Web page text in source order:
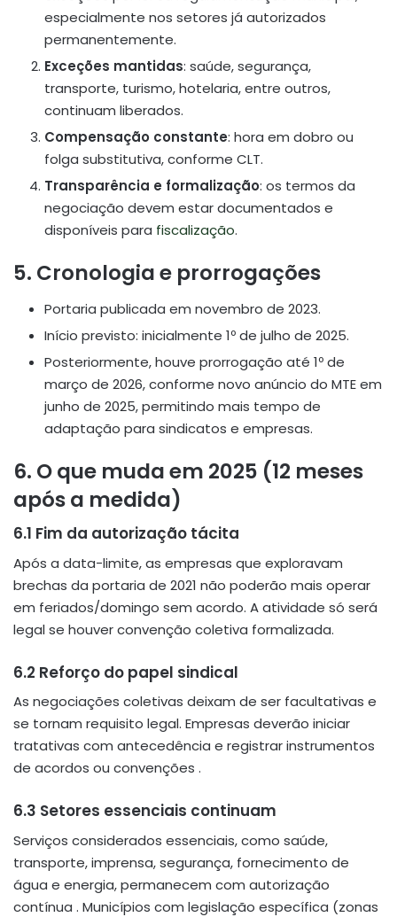
especialmente nos setores já autorizados
permanentemente.
Exceções mantidas: saúde, segurança,
transporte, turismo, hotelaria, entre outros,
continuam liberados.
Compensação constante: hora em dobro ou
folga substitutiva, conforme CLT.
Transparência e formalização: os termos da
negociação devem estar documentados e
disponíveis para fiscalização.
5. Cronologia e prorrogações
Portaria publicada em novembro de 2023.
Início previsto: inicialmente 1º de julho de 2025.
Posteriormente, houve prorrogação até 1º de
março de 2026, conforme novo anúncio do MTE em
junho de 2025, permitindo mais tempo de
adaptação para sindicatos e empresas.
6. O que mudaem 2025 (12 meses
após a medida)
6.1 Fim da autorização tácita
Após a data-limite, as empresas que exploravam
brechas da portaria de 2021 não poderão mais operar
em feriados/domingo sem acordo. A atividade só será
legal se houver convenção coletiva formalizada.
6.2 Reforço do papel sindical
As negociações coletivas deixam de ser facultativas e
se tornam requisito legal. Empresas deverão iniciar
tratativas com antecedência e registrar instrumentos
de acordos ou convenções .
6.3 Setores essenciais continuam
Serviços considerados essenciais, como saúde,
transporte, imprensa, segurança, fornecimento de
água e energia, permanecem com autorização
contínua . Municípios com legislação específica (zonas